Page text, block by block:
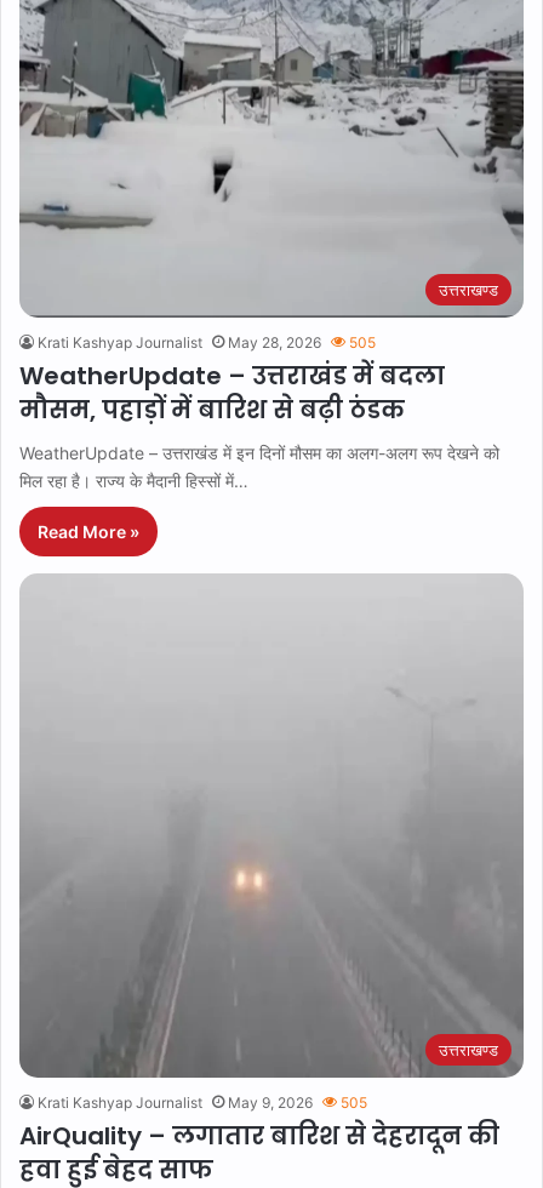
उत्तराखण्ड
Krati Kashyap Journalist May 28, 2026 505
WeatherUpdate – उत्तराखंड में बदला
मौसम, पहाड़ों में बारिश से बढ़ी ठंडक
WeatherUpdate – उत्तराखंड में इन दिनों मौसम का अलग-अलग रूप देखने को
मिल रहा है। राज्य के मैदानी हिस्सों में…
Read More »
उत्तराखण्ड
Krati Kashyap Journalist May 9, 2026 505
AirQuality – लगातार बारिश से देहरादून की
हवा हुई बेहद साफ